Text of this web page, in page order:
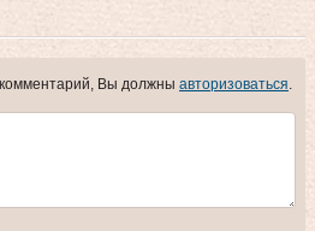
комментарий, Вы должны авторизоваться.